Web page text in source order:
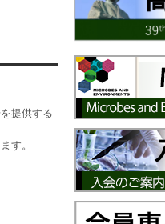
提供する
す。